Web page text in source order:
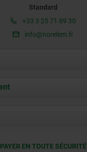
Standard
+33 3 25 71 89 30
info@norelem.fr
nous
PAYER EN TOUTE SÉCURITÉ